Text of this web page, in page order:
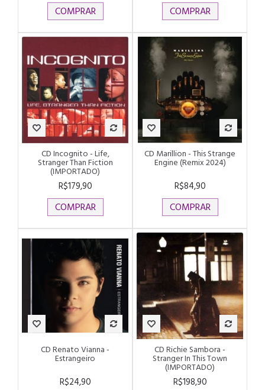
COMPRAR COMPRAR
CD Incognito - Life,
Stranger Than Fiction
(IMPORTADO)
R$179,90
COMPRAR
CD Marillion - This Strange
Engine (Remix 2024)
R$84,90
COMPRAR
CD Renato Vianna -
Estrangeiro
R$24,90
CD Richie Sambora -
Stranger In This Town
(IMPORTADO)
R$198,90